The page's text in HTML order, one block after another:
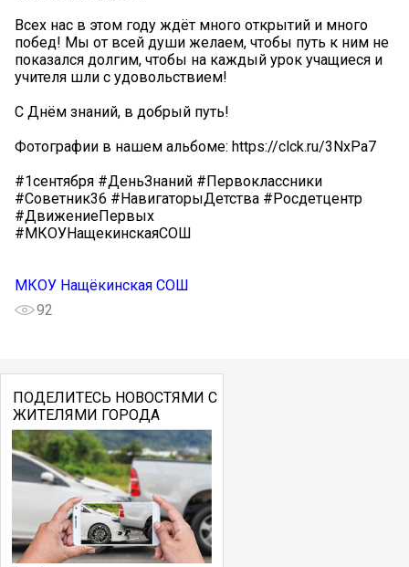
Всех нас в этом году ждёт много открытий и много
побед! Мы от всей души желаем, чтобы путь к ним не
показался долгим, чтобы на каждый урок учащиеся и
учителя шли с удовольствием!
С Днём знаний, в добрый путь!
Фотографии в нашем альбоме: https://clck.ru/3NxPa7
#1сентября #ДеньЗнаний #Первоклассники
#Советник36 #НавигаторыДетства #Росдетцентр
#ДвижениеПервых
#МКОУНащeкинскаяСОШ
МКОУ Нащёкинская СОШ
92
ПОДЕЛИТЕСЬ НОВОСТЯМИ С
ЖИТЕЛЯМИ ГОРОДА